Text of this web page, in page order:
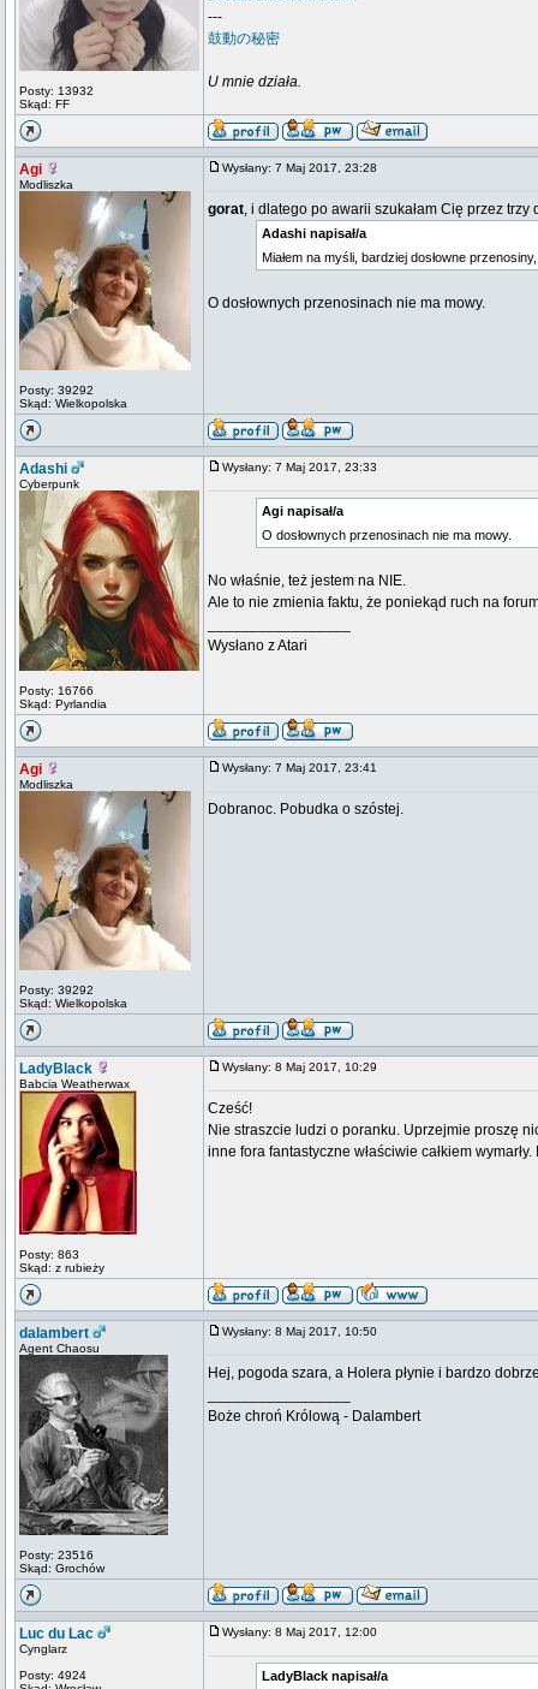
Posty: 13932
Skąd: FF
---
鼓動の秘密
U mnie działa.
Agi
Modliszka
Posty: 39292
Skąd: Wielkopolska
Wysłany: 7 Maj 2017, 23:28
gorat, i dlatego po awarii szukałam Cię przez trzy
Adashi napisał/a
Miałem na myśli, bardziej dosłowne
O dosłownych przenosinach nie ma mowy.
Adashi
Cyberpunk
Posty: 16766
Skąd: Pyrlandia
Wysłany: 7 Maj 2017, 23:33
Agi napisał/a
O dosłownych przenosinach nie ma mowy.
No właśnie, też jestem na NIE.
Ale to nie zmienia faktu, że poniekąd ruch na
Wysłano z Atari
Agi
Modliszka
Posty: 39292
Skąd: Wielkopolska
Wysłany: 7 Maj 2017, 23:41
Dobranoc. Pobudka o szóstej.
LadyBlack
Babcia Weatherwax
Posty: 863
Skąd: z rubieży
Wysłany: 8 Maj 2017, 10:29
Cześć!
Nie straszcie ludzi o poranku. Uprzejmie proszę
inne fora fantastyczne właściwie całkiem
dalambert
Agent Chaosu
Posty: 23516
Skąd: Grochów
Wysłany: 8 Maj 2017, 10:50
Hej, pogoda szara, a Holera płynie i bardzo
Boże chroń Królową - Dalambert
Luc du Lac
Cynglarz
Posty: 4924
Wysłany: 8 Maj 2017, 12:00
LadyBlack napisał/a